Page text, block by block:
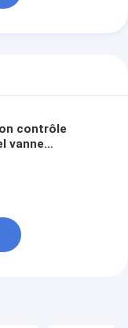
contrôle
vanne